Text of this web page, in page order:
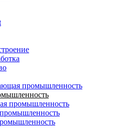
промышленность
промышленность